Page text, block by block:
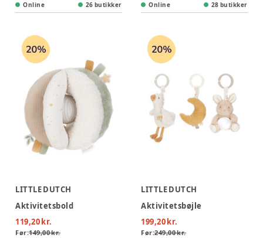
Online 26 butikker Online 28 butikker
LITTLE DUTCH
Aktivitetsbold
119,20 kr.
Før:149,00 kr.
LITTLE DUTCH
Aktivitetsbøjle
199,20 kr.
Før:249,00 kr.